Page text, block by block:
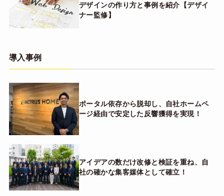
デザインの作り方と事例を紹介【デザイ
ナー監修】
導入事例
ポータル依存から脱却し、自社ホームペ
ージ経由で安定した反響獲得を実現！
アイデアの数だけ改修と検証を重ね、自
社の確かな集客媒体として確立！